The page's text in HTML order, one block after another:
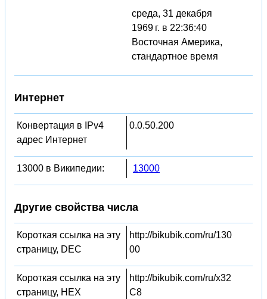
среда, 31 декабря
1969 г. в 22:36:40
Восточная Америка,
стандартное время
Интернет
Конвертация в IPv4
адрес Интернет
0.0.50.200
13000 в Википедии: 13000
Другие свойства числа
Короткая ссылка на эту
страницу, DEC
http://bikubik.com/ru/130
00
Короткая ссылка на эту
страницу, HEX
http://bikubik.com/ru/x32
C8